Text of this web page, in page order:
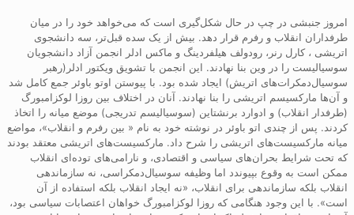
امروز جنبشی در چپ در حال شکل‌گیری است که می‌خواهد خود را در میان
طرفداران انقلاب و رفرم قرار دهد. بیش از یک سده قبل‌تر، سه دانشجوی
اتریشی ، کارل رنر، رودولف هیلفردینگ و ماکس ادلر انجمن آزاد دانشجویان
سوسیالیست را در وین بنا نهادند. این انجمن با تشویق ویکتور ادلر(رهبر
سوسیال‌دمکرات‌های اتریش) ایجاد شده بود. با پیوستن اوتو باوئر جمع کامل شد
و آن‌ها مارکسیسم اتریشی را بنا نهادند. آنان در اختلاف بین روزا لوکزامبورگ
(طرفدار انقلاب) و ادوارد برنشتاین (سوسیالیسم تدریجی) موضع میانه را اتخاذ
کردند. پس از چندی اتو باوئر در نوشته خود به نام « بین رفرم و انقلاب»، مواضع
میانه مارکسیست‌های اتریشی را شرح داد. مارکسیست‌های اتریشی معتقد بودند
که تحت شرایط بحران‌های سیاسی و اقتصادی، و نارامی‌‌های توده‌ای انقلاب
ممکن است به وقوع بپیوندد اما وظیفه سوسیال‌دمکراسی، نه سازماندهی
انقلاب بلکه سازماندهی برای انقلاب، «نه ایجاد انقلاب بلکه استفاده از آن
است». با این وجود هنگامی که روزا لوکزامبورگ خواهان اعتصابات سیاسی بود،